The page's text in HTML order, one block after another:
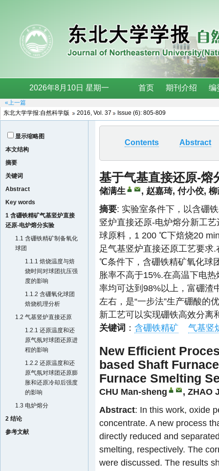
«上一篇
东北大学学报:自然科学版
2016, Vol. 37 Issue (6): 805-809
显示缩略图
本文结构
摘要
关键词
Abstract
Key words
1 含硼铁精矿气基竖炉直接
还原-电炉熔分实验
1.1 含硼铁精矿制备氧化
球团
1.1.1 焙烧温度与焙
烧时间对球团抗压强
度的影响
1.1.2 含硼氧化球团
焙烧机理分析
1.2 气基竖炉直接还原
1.2.1 还原温度和还
原气氛对球团还原进
程的影响
1.2.2 还原温度和还
原气氛对球团还原膨
胀和还原冷却后强度
的影响
1.3 电炉熔分
2 结论
参考文献
Contents Abstract
基于气基直接还原-熔
储满生 , 赵嘉琦,付小佼,
摘要: 实验室条件下，以含硼
竖炉直接还原-电炉熔分新工
球原料，1 200 ℃下焙烧20
足气基竖炉直接还原工艺要求.
℃条件下，含硼铁精矿氧化球
胀率不高于15%.在高温下电
率均可达到98%以上，富硼渣
左右，是“一步法”生产硼酸的
新工艺可以实现硼铁高效分离
关键词 ： 含硼铁精矿 气基竖
New Efficient
based Shaft
Furnace Smelting
CHU Man-sheng , ZHAO
Abstract: In this work, oxide
concentrate. A new process
directly reduced and
smelting, respectively. The
were discussed. The results